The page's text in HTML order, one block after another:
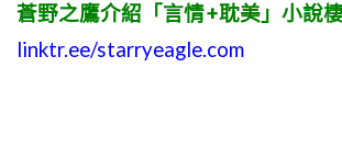
蒼野之鷹介紹「言情+耽美」小說
linktr.ee/starryeagle.com